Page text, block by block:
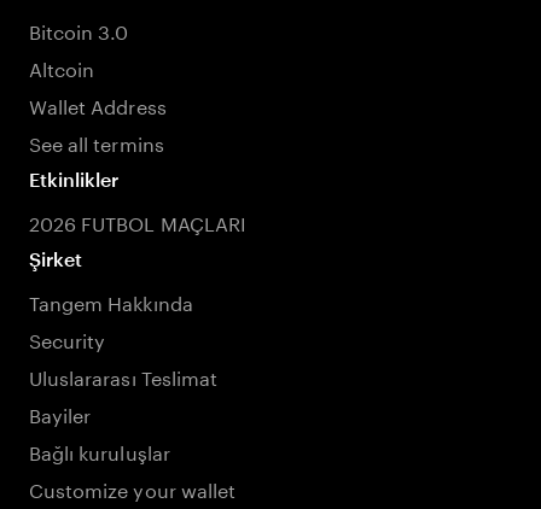
Bitcoin 3.0
Altcoin
Wallet Address
See all termins
Etkinlikler
2026 FUTBOL MAÇLARI
Şirket
Tangem Hakkında
Security
Uluslararası Teslimat
Bayiler
Bağlı kuruluşlar
Customize your wallet